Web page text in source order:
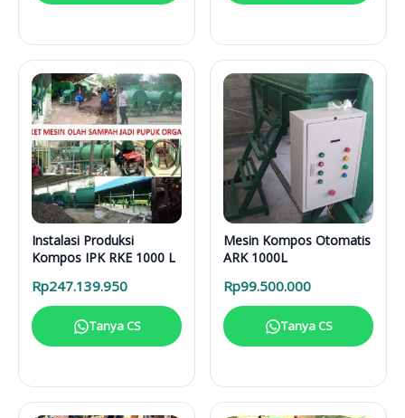
Instalasi Produksi
Kompos IPK RKE 1000 L
Rp247.139.950
Tanya CS
Mesin Kompos Otomatis
ARK 1000L
Rp99.500.000
Tanya CS